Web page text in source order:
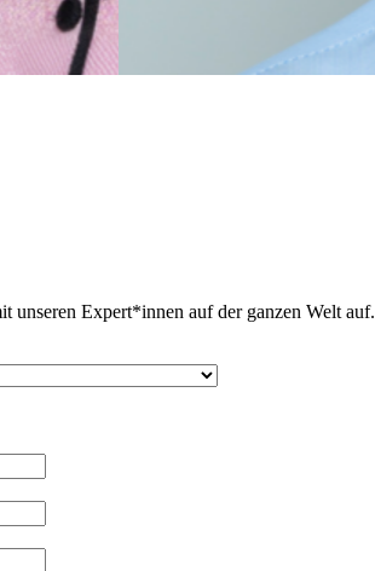
unseren Expert*innen auf der ganzen Welt auf.